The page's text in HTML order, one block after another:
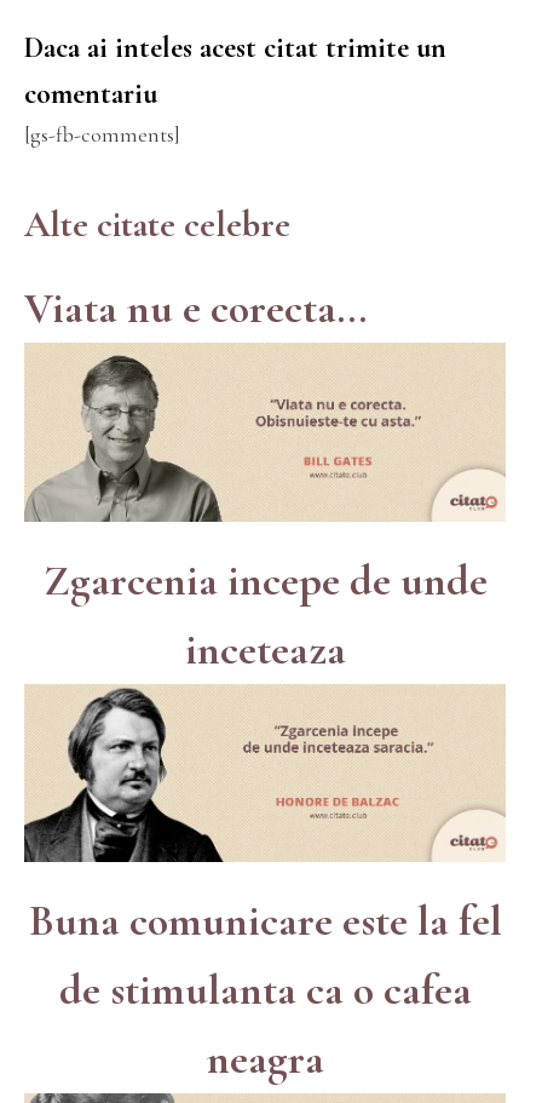
Daca ai inteles acest citat trimite un
comentariu
[gs-fb-comments]
Alte citate celebre
Viata nu e corecta...
Zgarcenia incepe de unde
inceteaza
Buna comunicare este la fel
de stimulanta ca o cafea
neagra